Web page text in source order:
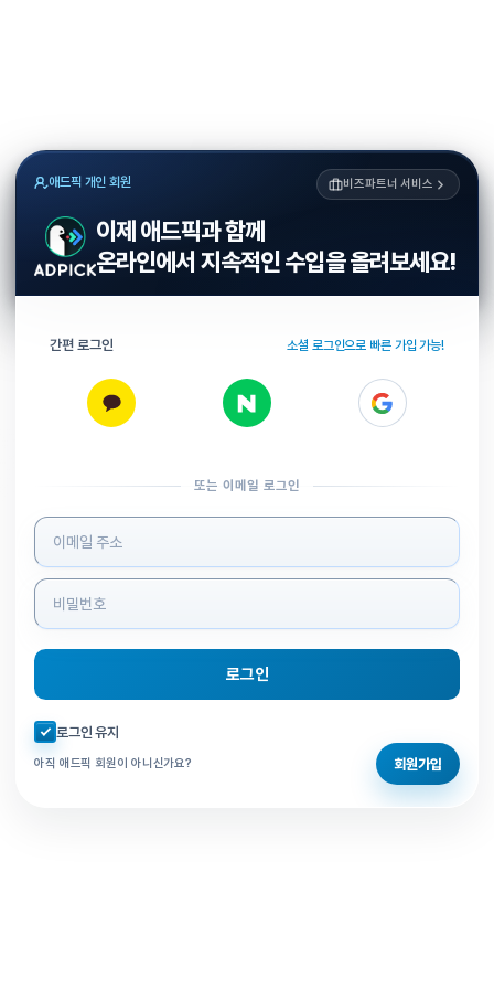
애드픽 개인 회원 비즈파트너 서비스
이제 애드픽과 함께
온라인에서 지속적인 수입을 올려보세요!
간편 로그인 소셜 로그인으로 빠른 가입 가능!
또는 이메일 로그인
로그인 정보 입력
로그인
자동로그인 체크
로그인 유지
아직 애드픽 회원이 아니신가요? 회원가입